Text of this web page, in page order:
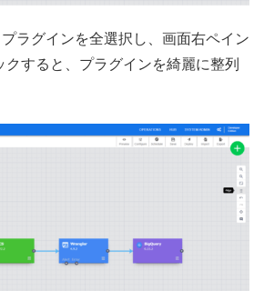
ラグインを全選択し、画面右ペイン
すると、プラグインを綺麗に整列